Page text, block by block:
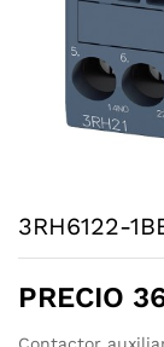
3RH6122-
PRECIO